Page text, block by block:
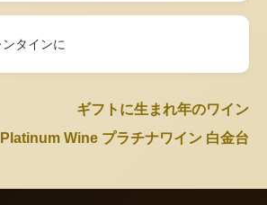
タインに
ギフトに生まれ年のワイン
Platinum Wine プラチナワイン 白金台